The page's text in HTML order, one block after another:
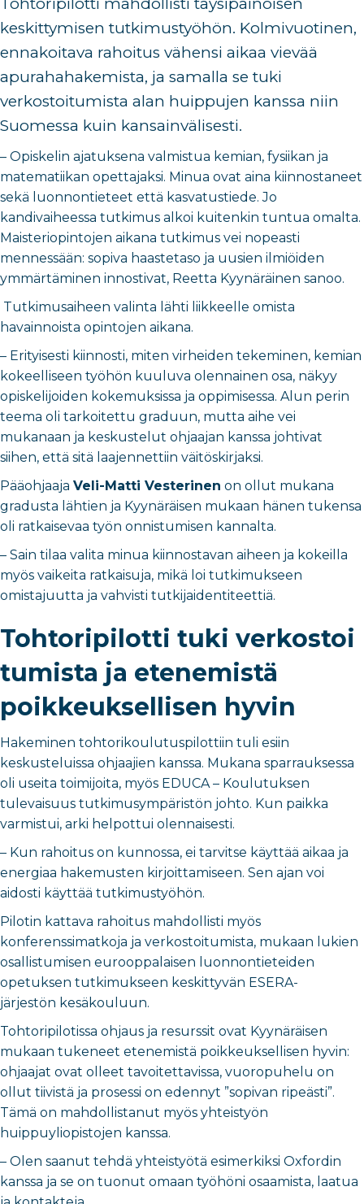
Tohtoripilotti mahdollisti täysipainoisen
keskittymisen tutkimustyöhön. Kolmivuotinen,
ennakoitava rahoitus vähensi aikaa vievää
apurahahakemista, ja samalla se tuki
verkostoitumista alan huippujen kanssa niin
Suomessa kuin kansainvälisesti.
– Opiskelin ajatuksena valmistua kemian, fysiikan ja
matematiikan opettajaksi. Minua ovat aina kiinnostaneet
sekä luonnontieteet että kasvatustiede. Jo
kandivaiheessa tutkimus alkoi kuitenkin tuntua omalta.
Maisteriopintojen aikana tutkimus vei nopeasti
mennessään: sopiva haastetaso ja uusien ilmiöiden
ymmärtäminen innostivat, Reetta Kyynäräinen sanoo.
Tutkimusaiheen valinta lähti liikkeelle omista
havainnoista opintojen aikana.
– Erityisesti kiinnosti, miten virheiden tekeminen, kemian
kokeelliseen työhön kuuluva olennainen osa, näkyy
opiskelijoiden kokemuksissa ja oppimisessa. Alun perin
teema oli tarkoitettu graduun, mutta aihe vei
mukanaan ja keskustelut ohjaajan kanssa johtivat
siihen, että sitä laajennettiin väitöskirjaksi.
Pääohjaaja Veli-Matti Vesterinen on ollut mukana
gradusta lähtien ja Kyynäräisen mukaan hänen tukensa
oli ratkaisevaa työn onnistumisen kannalta.
– Sain tilaa valita minua kiinnostavan aiheen ja kokeilla
myös vaikeita ratkaisuja, mikä loi tutkimukseen
omistajuutta ja vahvisti tutkijaidentiteettiä.
Tohtoripilotti tuki verkostoi
tumista ja etenemistä
poikkeuksellisen hyvin
Hakeminen tohtorikoulutuspilottiin tuli esiin
keskusteluissa ohjaajien kanssa. Mukana sparrauksessa
oli useita toimijoita, myös EDUCA – Koulutuksen
tulevaisuus tutkimusympäristön johto. Kun paikka
varmistui, arki helpottui olennaisesti.
– Kun rahoitus on kunnossa, ei tarvitse käyttää aikaa ja
energiaa hakemusten kirjoittamiseen. Sen ajan voi
aidosti käyttää tutkimustyöhön.
Pilotin kattava rahoitus mahdollisti myös
konferenssimatkoja ja verkostoitumista, mukaan lukien
osallistumisen eurooppalaisen luonnontieteiden
opetuksen tutkimukseen keskittyvän ESERA-
järjestön kesäkouluun.
Tohtoripilotissa ohjaus ja resurssit ovat Kyynäräisen
mukaan tukeneet etenemistä poikkeuksellisen hyvin:
ohjaajat ovat olleet tavoitettavissa, vuoropuhelu on
ollut tiivistä ja prosessi on edennyt ”sopivan ripeästi”.
Tämä on mahdollistanut myös yhteistyön
huippuyliopistojen kanssa.
– Olen saanut tehdä yhteistyötä esimerkiksi Oxfordin
kanssa ja se on tuonut omaan työhöni osaamista, laatua